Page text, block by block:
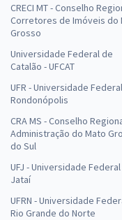
CRECI MT - Conselho
Corretores de Imóveis do
Grosso
Universidade Federal de
Catalão - UFCAT
UFR - Universidade
Rondonópolis
CRA MS - Conselho
Administração do Mato
do Sul
UFJ - Universidade
Jataí
UFRN - Universidade
Rio Grande do Norte